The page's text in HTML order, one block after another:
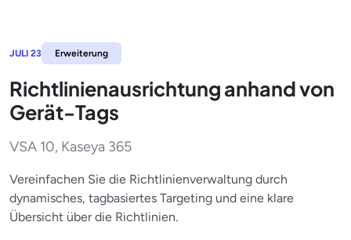
JULI 23 Erweiterung
Richtlinienausrichtung anhand von
Gerät-Tags
VSA 10, Kaseya 365
Vereinfachen Sie die Richtlinienverwaltung durch
dynamisches, tagbasiertes Targeting und eine klare
Übersicht über die Richtlinien.